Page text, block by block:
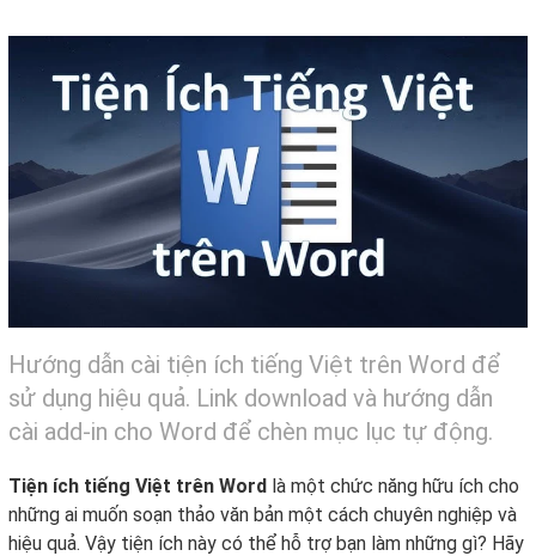
Hướng dẫn cài tiện ích tiếng Việt trên Word để
sử dụng hiệu quả. Link download và hướng dẫn
cài add-in cho Word để chèn mục lục tự động.
Tiện ích tiếng Việt trên Word là một chức năng hữu ích cho
những ai muốn soạn thảo văn bản một cách chuyên nghiệp và
hiệu quả. Vậy tiện ích này có thể hỗ trợ bạn làm những gì? Hãy